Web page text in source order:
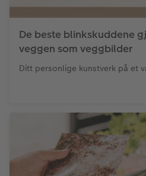
De beste blinkskuddene
veggen som veggbilder
Ditt personlige kunstverk på et